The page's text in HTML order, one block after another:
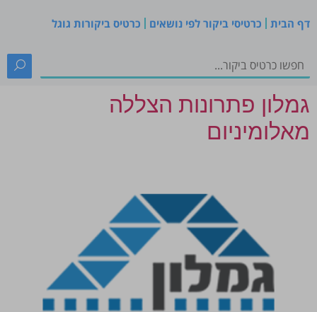
דף הבית כרטיסי ביקור לפי נושאים כרטיס ביקורות גוגל
גמלון פתרונות הצללה
מאלומיניום